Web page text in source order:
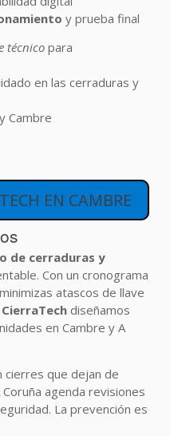
y prueba final
técnico para
en las cerraduras y
Cambre
EN CAMBRE
de cerraduras y
Con un cronograma
minimizas atascos de llave
CierraTech diseñamos
en Cambre y A
cierres que dejan de
agenda revisiones
La prevención es